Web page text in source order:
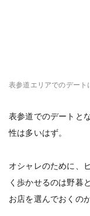
表参道エリアでのデート
表参道でのデートと
性は多いはず。
オシャレのために、
く歩かせるのは野暮
お店を選んでおくの